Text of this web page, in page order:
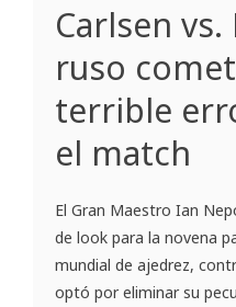
Carlsen
ruso
terrible
el match
El Gran Maestro Ian
de look para la novena
mundial de ajedrez,
optó por eliminar su